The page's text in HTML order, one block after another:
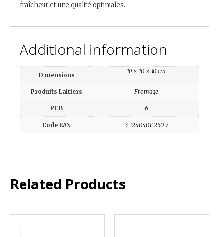
fraîcheur et une qualité optimales.
Additional information
Dimensions
10 × 10 × 10 cm
Produits Laitiers Fromage
PCB 6
Code EAN 3 32404011250 7
Related Products